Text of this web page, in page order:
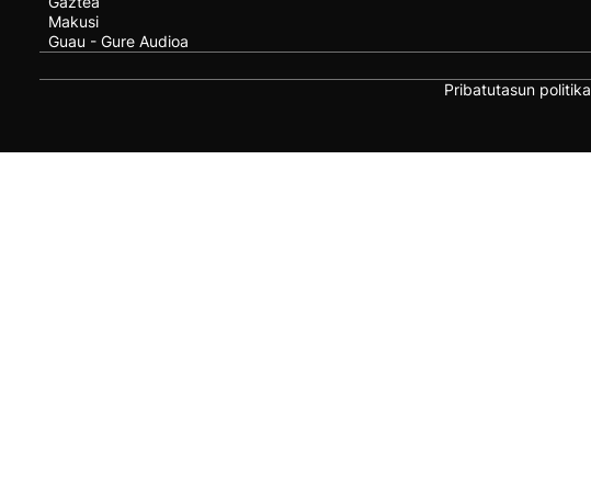
Makusi
Guau - Gure Audioa
Pribatutasun politika